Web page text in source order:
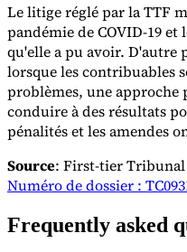
Le litige réglé par la TTF
pandémie de COVID-19 et
qu'elle a pu avoir. D'autre
lorsque les contribuables
problèmes, une
conduire à des résultats
pénalités et les amendes
Source: First-tier Tribunal
Numéro de dossier :
Frequently asked